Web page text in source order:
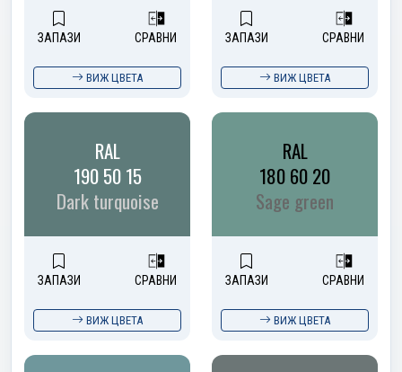
ЗАПАЗИ СРАВНИ
ВИЖ ЦВЕТА
ЗАПАЗИ СРАВНИ
ВИЖ ЦВЕТА
RAL
190 50 15
Dark turquoise
ЗАПАЗИ СРАВНИ
ВИЖ ЦВЕТА
RAL
180 60 20
Sage green
ЗАПАЗИ СРАВНИ
ВИЖ ЦВЕТА